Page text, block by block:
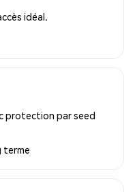
idéal.
protection par seed
terme